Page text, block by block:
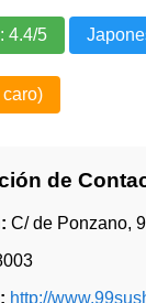
4.4/5
de
C/ de Ponzano,
http://